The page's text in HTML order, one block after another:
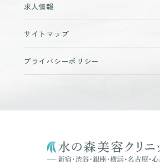
求人情報
サイトマップ
プライバシーポリシー